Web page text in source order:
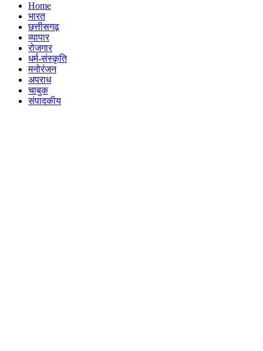
Home
भारत
छत्तीसगढ़
व्यापार
रोजगार
धर्म-संस्कृति
मनोरंजन
अपराध
चाबुक
संपादकीय